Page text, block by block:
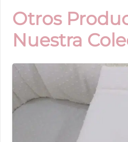
Otros
Nuestra